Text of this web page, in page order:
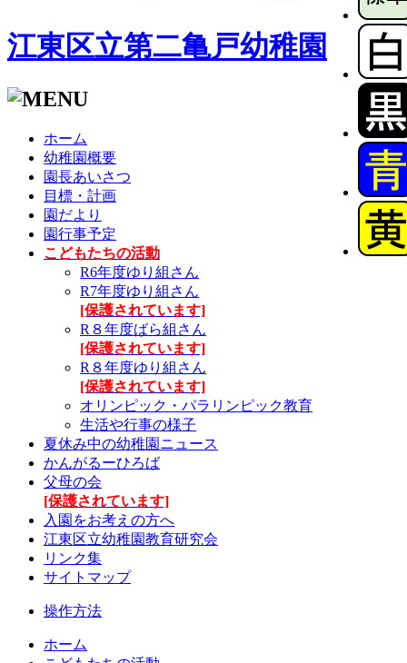
江東区立第二亀戸幼稚園
ホーム
幼稚園概要
園長あいさつ
目標・計画
園だより
園行事予定
こどもたちの活動
R6年度ゆり組さん
R7年度ゆり組さん
[保護されています]
R８年度ばら組さん
[保護されています]
R８年度ゆり組さん
[保護されています]
オリンピック・パラリンピック教育
生活や行事の様子
夏休み中の幼稚園ニュース
かんがるーひろば
父母の会
[保護されています]
入園をお考えの方へ
江東区立幼稚園教育研究会
リンク集
サイトマップ
操作方法
ホーム